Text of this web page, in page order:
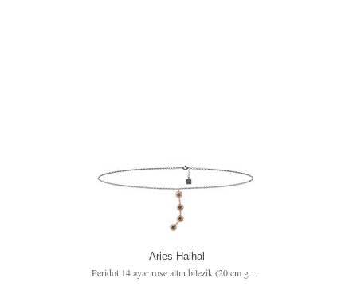
Aries Halhal
Peridot 14 ayar rose altın bilezik (20 cm gümüş rolo zincir)